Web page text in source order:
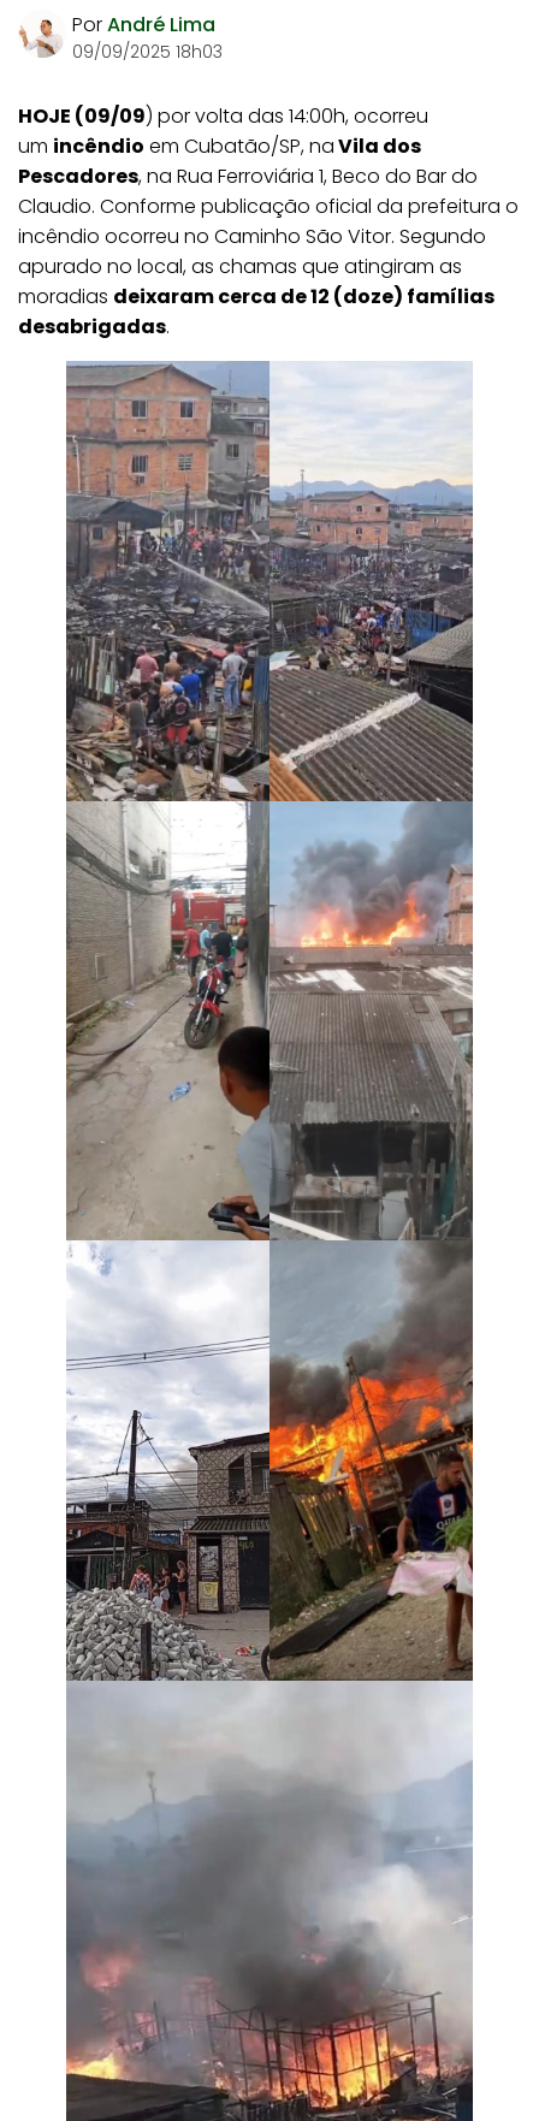
PorAndré Lima
09/09/2025 18h03
HOJE (09/09) por volta das 14:00h, ocorreu
um incêndio em Cubatão/SP, naVila dos
Pescadores, na Rua Ferroviária 1, Beco do Bar do
Claudio. Conforme publicação oficial da prefeitura o
incêndio ocorreu no Caminho São Vitor. Segundo
apurado no local, as chamas que atingiram as
moradias deixaram cerca de 12 (doze) famílias
desabrigadas.